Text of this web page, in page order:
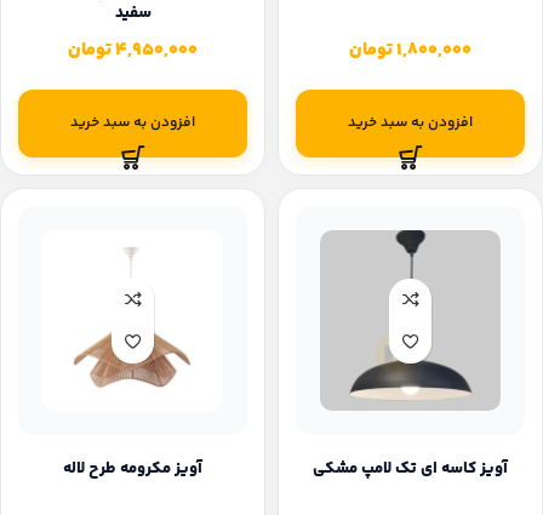
1,800,000تومان
افزودن به سبد خرید
سفید
4,950,000تومان
افزودن به سبد خرید
آویز کاسه ای تک لامپ مشکی آویز مکرومه طرح لاله